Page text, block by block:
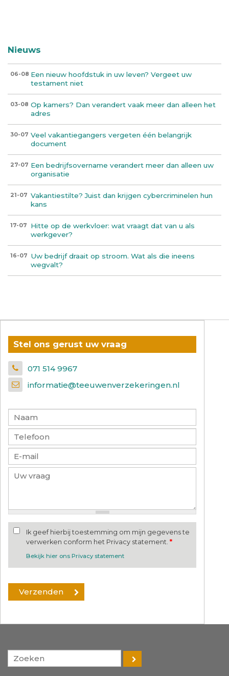
Nieuws
06-08 Een nieuw hoofdstuk in uw leven? Vergeet uw
testament niet
03-08 Op kamers? Dan verandert vaak meer dan alleen het
adres
30-07 Veel vakantiegangers vergeten één belangrijk
document
27-07 Een bedrijfsovername verandert meer dan alleen uw
organisatie
21-07 Vakantiestilte? Juist dan krijgen cybercriminelen hun
kans
17-07
Hitte op de werkvloer: wat vraagt dat van u als
werkgever?
16-07
Uw bedrijf draait op stroom. Wat als die ineens
wegvalt?
Stel ons gerust uw vraag
071 514 9967
informatie@teeuwenverzekeringen.nl
Ik geef hierbij toestemming om mijn gegevens te
verwerken conform het Privacy statement. *
Bekijk hier ons Privacy statement